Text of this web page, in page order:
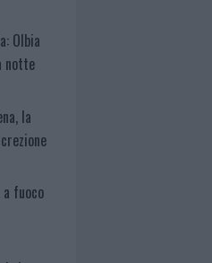
Olbia
notte
la
fuoco